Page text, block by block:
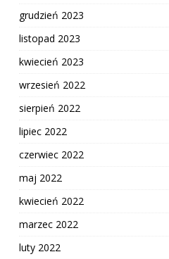
grudzień 2023
listopad 2023
kwiecień 2023
wrzesień 2022
sierpień 2022
lipiec 2022
czerwiec 2022
maj 2022
kwiecień 2022
marzec 2022
luty 2022